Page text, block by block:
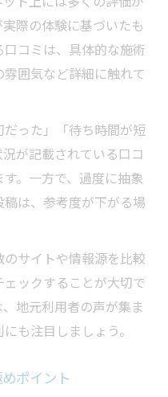
理由とは
口コミの内容にあり
と体験談で判断
信頼性の見極め方
目線が重要ポイント
選択基準
安心の基準とは
院の衛生管理力
系も選択の決め手
さが理容院選びに重
しない方法
際の体験に基づいたも
コミは、具体的な施術
囲気など詳細に触れて
った」「待ち時間が短
が記載されている口コ
。一方で、過度に抽象
は、参考度が下がる場
サイトや情報源を比較
ックすることが大切で
地元利用者の声が集ま
も注目しましょう。
ポイント